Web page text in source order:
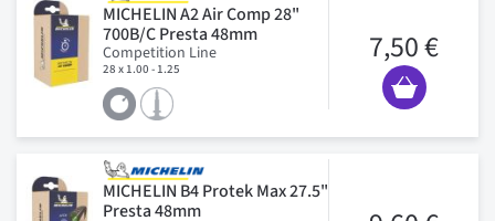
MICHELIN A2 Air Comp 28"
700B/C Presta 48mm
Competition Line
28 x 1.00 - 1.25
7,50 €
MICHELIN B4 Protek Max 27.5"
Presta 48mm